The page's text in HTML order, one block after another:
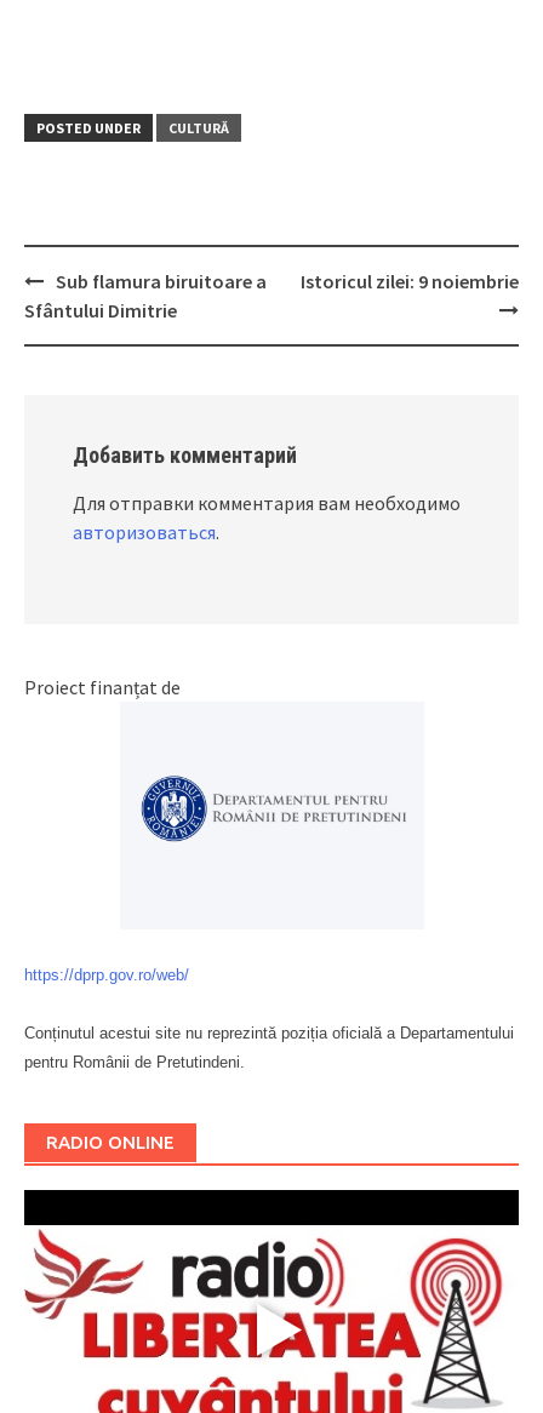
POSTED UNDER CULTURĂ
Post
navigation
Sub flamura biruitoare a
Sfântului Dimitrie
Istoricul zilei: 9 noiembrie
Добавить комментарий
Для отправки комментария вам необходимо
авторизоваться.
Proiect finanțat de
https://dprp.gov.ro/web/
Conținutul acestui site nu reprezintă poziția oficială a Departamentului
pentru Românii de Pretutindeni.
RADIO ONLINE